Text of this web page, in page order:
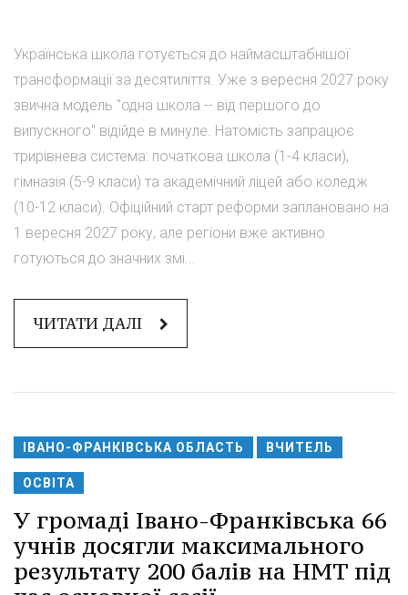
Українська школа готується до наймасштабнішої
трансформації за десятиліття. Уже з вересня 2027 року
звична модель "одна школа -- від першого до
випускного" відійде в минуле. Натомість запрацює
трирівнева система: початкова школа (1-4 класи),
гімназія (5-9 класи) та академічний ліцей або коледж
(10-12 класи). Офіційний старт реформи заплановано на
1 вересня 2027 року, але регіони вже активно
готуються до значних змі...
ЧИТАТИ ДАЛІ
ІВАНО-ФРАНКІВСЬКА ОБЛАСТЬ ВЧИТЕЛЬ
ОСВІТА
У громаді Івано-Франківська 66
учнів досягли максимального
результату 200 балів на НМТ під